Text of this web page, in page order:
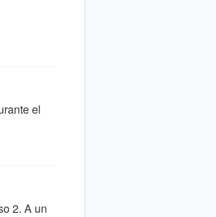
el
2. A un